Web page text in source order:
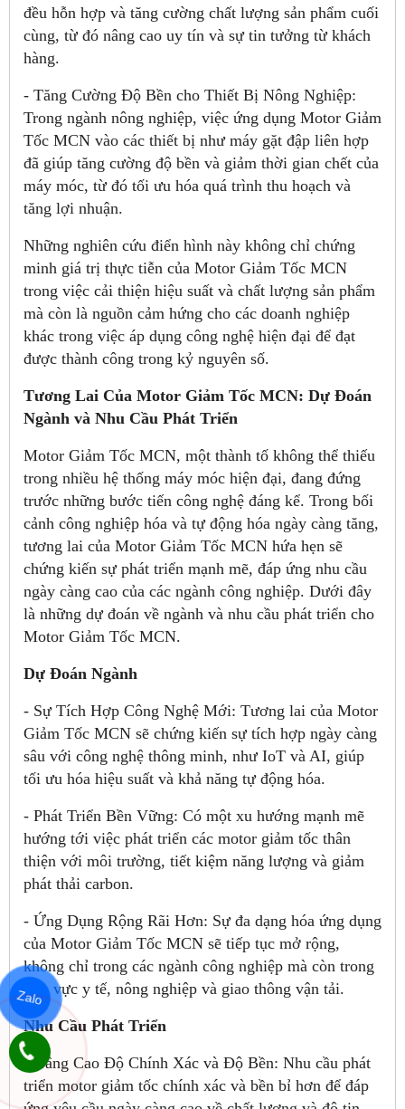
đều hỗn hợp và tăng cường chất lượng sản phẩm cuối
cùng, từ đó nâng cao uy tín và sự tin tưởng từ khách
hàng.
- Tăng Cường Độ Bền cho Thiết Bị Nông Nghiệp:
Trong ngành nông nghiệp, việc ứng dụng Motor Giảm
Tốc MCN vào các thiết bị như máy gặt đập liên hợp
đã giúp tăng cường độ bền và giảm thời gian chết của
máy móc, từ đó tối ưu hóa quá trình thu hoạch và
tăng lợi nhuận.
Những nghiên cứu điển hình này không chỉ chứng
minh giá trị thực tiễn của Motor Giảm Tốc MCN
trong việc cải thiện hiệu suất và chất lượng sản phẩm
mà còn là nguồn cảm hứng cho các doanh nghiệp
khác trong việc áp dụng công nghệ hiện đại để đạt
được thành công trong kỷ nguyên số.
Tương Lai Của Motor Giảm Tốc MCN: Dự Đoán
Ngành và Nhu Cầu Phát Triển
Motor Giảm Tốc MCN, một thành tố không thể thiếu
trong nhiều hệ thống máy móc hiện đại, đang đứng
trước những bước tiến công nghệ đáng kể. Trong bối
cảnh công nghiệp hóa và tự động hóa ngày càng tăng,
tương lai của Motor Giảm Tốc MCN hứa hẹn sẽ
chứng kiến sự phát triển mạnh mẽ, đáp ứng nhu cầu
ngày càng cao của các ngành công nghiệp. Dưới đây
là những dự đoán về ngành và nhu cầu phát triển cho
Motor Giảm Tốc MCN.
Dự Đoán Ngành
- Sự Tích Hợp Công Nghệ Mới: Tương lai của Motor
Giảm Tốc MCN sẽ chứng kiến sự tích hợp ngày càng
sâu với công nghệ thông minh, như IoT và AI, giúp
tối ưu hóa hiệu suất và khả năng tự động hóa.
- Phát Triển Bền Vững: Có một xu hướng mạnh mẽ
hướng tới việc phát triển các motor giảm tốc thân
thiện với môi trường, tiết kiệm năng lượng và giảm
phát thải carbon.
- Ứng Dụng Rộng Rãi Hơn: Sự đa dạng hóa ứng dụng
của Motor Giảm Tốc MCN sẽ tiếp tục mở rộng,
không chỉ trong các ngành công nghiệp mà còn trong
lĩnh vực y tế, nông nghiệp và giao thông vận tải.
Nhu Cầu Phát Triển
- Nâng Cao Độ Chính Xác và Độ Bền: Nhu cầu phát
triển motor giảm tốc chính xác và bền bỉ hơn để đáp
Zalo